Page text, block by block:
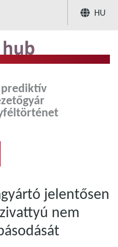
HU
Hogyan alakítja
prediktív
jelentősen
nem